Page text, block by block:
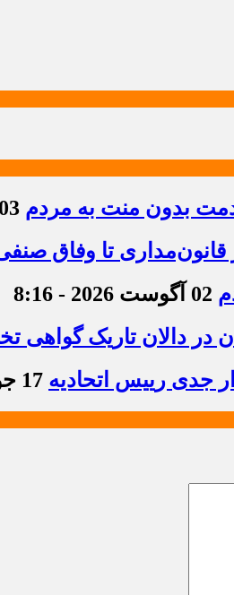
بدون منت به مردم 03 آگوست 2026 - 8:29
تا وفاق
02 آگوست 2026 - 8:16
در دالان تاریک
جدی رییس اتحادیه 17 جولای 2026 - 11:42